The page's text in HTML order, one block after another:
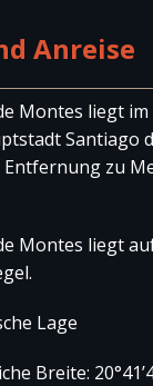
Anreise
Montes liegt
Santiago
Entfernung zu
Montes liegt
Lage
Breite: